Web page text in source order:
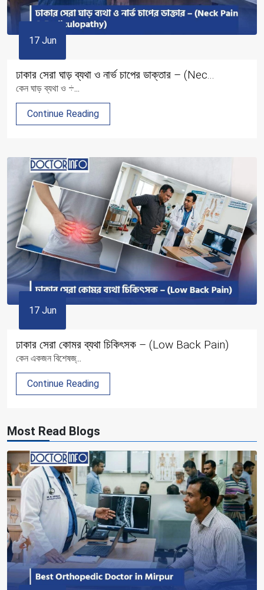
17 Jun
ঢাকার সেরা ঘাড় ব্যথা ও নার্ভ চাপের ডাক্তার – (Nec...
কেন ঘাড় ব্যথা ও ÷...
Continue Reading
17 Jun
ঢাকার সেরা কোমর ব্যথা চিকিৎসক – (Low Back Pain)
কেন একজন বিশেষজ্...
Continue Reading
Most Read Blogs